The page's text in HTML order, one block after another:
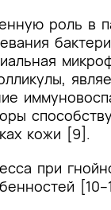
роль в
кожи [9].
при